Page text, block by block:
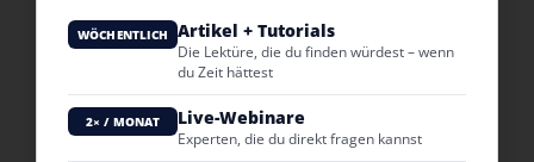
WÖCHENTLICH Artikel + Tutorials
Die Lektüre, die du finden würdest – wenn
du Zeit hättest
2× / MONAT Live-Webinare
Experten, die du direkt fragen kannst